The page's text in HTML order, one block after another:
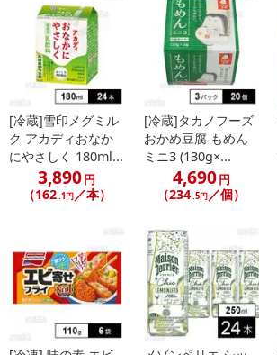
[冷蔵]雪印メグミル
ク アカディおなか
にやさしく 180ml...
3,890円
（162.1円／本）
[冷蔵]タカノフーズ
おかめ豆腐 もめん
ミニ3 (130g×...
4,690円
（234.5円 ／個）